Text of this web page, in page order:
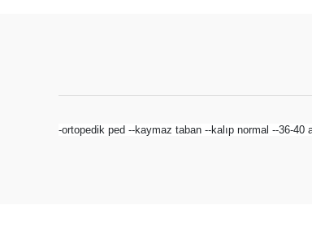
-ortopedik ped --kaymaz taban --kalıp normal --36-40